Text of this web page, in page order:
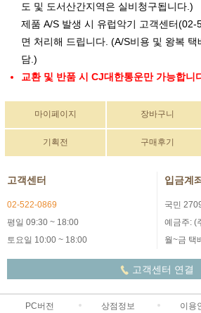
도 및 도서산간지역은 실비청구됩니다.)
제품 A/S 발생 시 유럽악기 고객센터(02-
면 처리해 드립니다. (A/S비용 및 왕복
담.)
교환 및 반품 시 CJ대한통운만 가능합니
마이페이지 장바구니
기획전 구매후기
고객센터
02-522-0869
평일 09:30 ~ 18:00
토요일 10:00 ~ 18:00
입금계
국민
예금주: (
월~금 택
고객센터 연결
PC버전 상점정보 이용